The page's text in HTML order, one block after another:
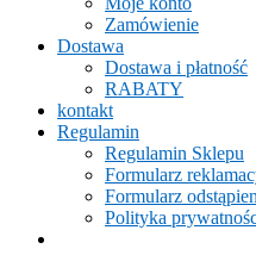
Zamówienie
Dostawa
Dostawa i płatność
RABATY
kontakt
Regulamin
Regulamin Sklepu
Formularz
Formularz
Polityka